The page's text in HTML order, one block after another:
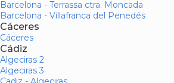
Barcelona - Terrassa ctra. Moncada
Barcelona - Villafranca del Penedés
Cáceres
Cáceres
Cádiz
Algeciras 2
Algeciras 3